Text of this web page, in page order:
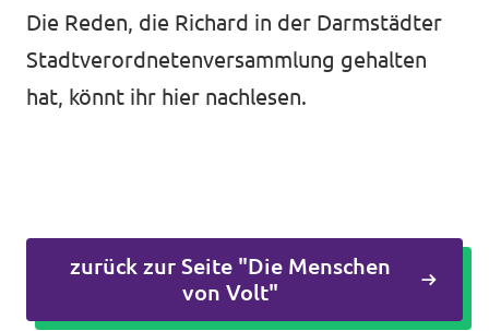
Die Reden, die Richard in der Darmstädter
Stadtverordnetenversammlung gehalten
hat, könnt ihr hier nachlesen.
zurück zur Seite "Die Menschen
von Volt"